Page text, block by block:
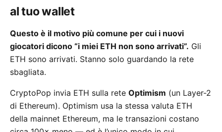
al tuo wallet
Questo è il motivo più comune per cui i nuovi
giocatori dicono “i miei ETH non sono arrivati”. Gli
ETH sono arrivati. Stanno solo guardando la rete
sbagliata.
CryptoPop invia ETH sulla rete Optimism (un Layer-2
di Ethereum). Optimism usa la stessa valuta ETH
della mainnet Ethereum, ma le transazioni costano